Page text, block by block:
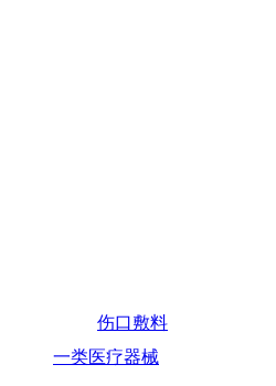
伤口敷料
一类医疗器械